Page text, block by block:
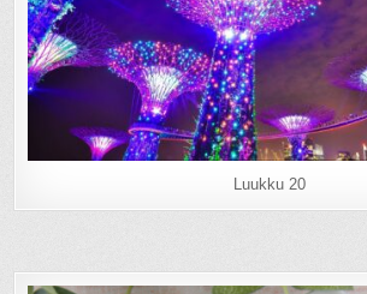
Luukku 20